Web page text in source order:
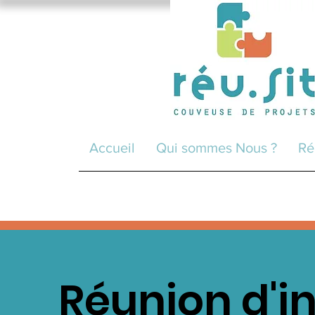
Accueil Qui sommes Nous ?
Réunion